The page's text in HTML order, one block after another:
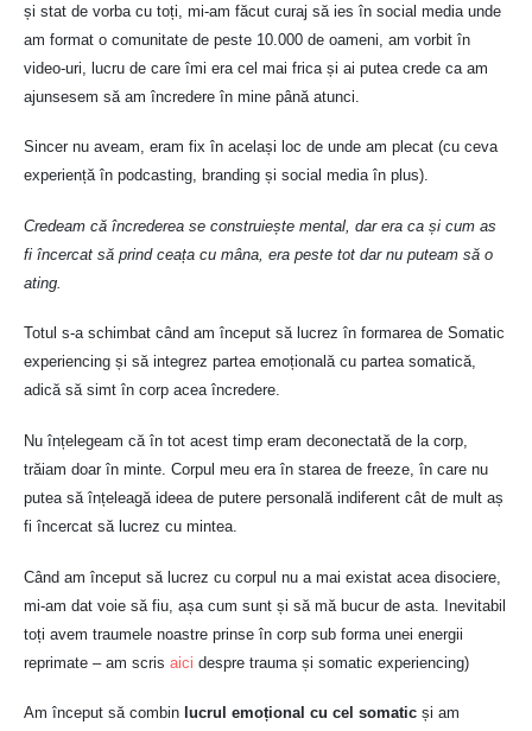
și stat de vorba cu toți, mi-am făcut curaj să ies în social media unde
am format o comunitate de peste 10.000 de oameni, am vorbit în
video-uri, lucru de care îmi era cel mai frica și ai putea crede ca am
ajunsesem să am încredere în mine până atunci.
Sincer nu aveam, eram fix în același loc de unde am plecat (cu ceva
experiență în podcasting, branding și social media în plus).
Credeam că încrederea se construiește mental, dar era ca și cum as
fi încercat să prind ceața cu mâna, era peste tot dar nu puteam să o
ating.
Totul s-a schimbat când am început să lucrez în formarea de Somatic
experiencing și să integrez partea emoțională cu partea somatică,
adică să simt în corp acea încredere.
Nu înțelegeam că în tot acest timp eram deconectată de la corp,
trăiam doar în minte. Corpul meu era în starea de freeze, în care nu
putea să înțeleagă ideea de putere personală indiferent cât de mult aș
fi încercat să lucrez cu mintea.
Când am început să lucrez cu corpul nu a mai existat acea disociere,
mi-am dat voie să fiu, așa cum sunt și să mă bucur de asta. Inevitabil
toți avem traumele noastre prinse în corp sub forma unei energii
reprimate – am scris aici despre trauma și somatic experiencing)
Am început să combin lucrul emoțional cu cel somatic și am